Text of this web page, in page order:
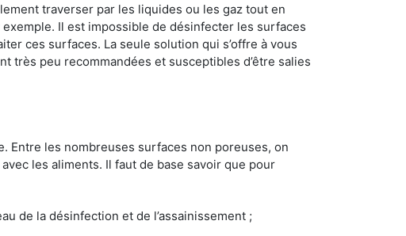
traverser par les liquides ou les gaz tout en
Il est impossible de désinfecter les surfaces
ces surfaces. La seule solution qui s’offre à vous
très peu recommandées et susceptibles d’être salies
Entre les nombreuses surfaces non poreuses, on
les aliments. Il faut de base savoir que pour
de la désinfection et de l’assainissement ;